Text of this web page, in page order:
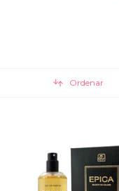
Ordenar